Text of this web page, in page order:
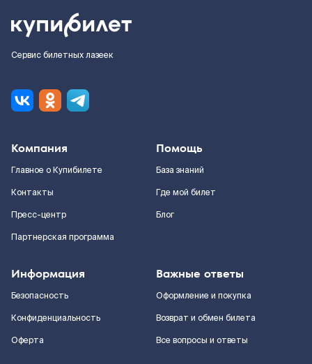
Сервис билетных лазеек
Компания
Главное о Купибилете
Контакты
Пресс-центр
Партнерская программа
Помощь
База знаний
Где мой билет
Блог
Информация
Безопасность
Конфиденциальность
Оферта
Важные ответы
Оформление и покупка
Возврат и обмен билета
Все вопросы и ответы